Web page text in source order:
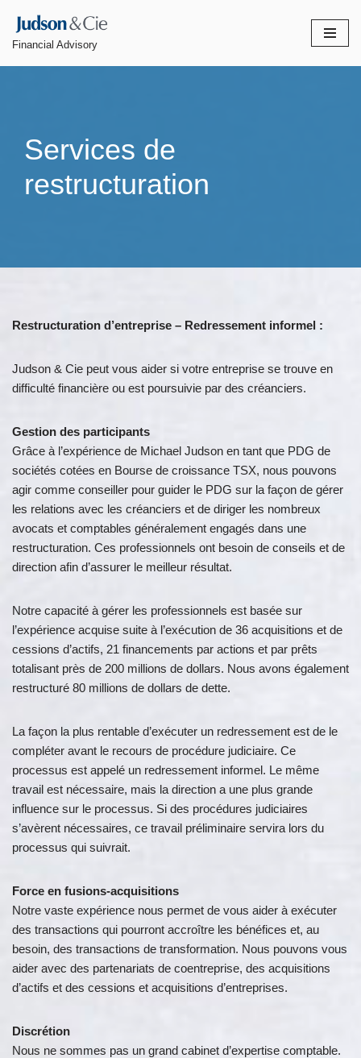
Skip
Financial Advisory
Services de
restructuration
Restructuration d’entreprise – Redressement informel :
Judson & Cie peut vous aider si votre entreprise se trouve en
difficulté financière ou est poursuivie par des créanciers.
Gestion des participants
Grâce à l’expérience de Michael Judson en tant que PDG de
sociétés cotées en Bourse de croissance TSX, nous pouvons
agir comme conseiller pour guider le PDG sur la façon de gérer
les relations avec les créanciers et de diriger les nombreux
avocats et comptables généralement engagés dans une
restructuration. Ces professionnels ont besoin de conseils et de
direction afin d’assurer le meilleur résultat.
Notre capacité à gérer les professionnels est basée sur
l’expérience acquise suite à l’exécution de 36 acquisitions et de
cessions d’actifs, 21 financements par actions et par prêts
totalisant près de 200 millions de dollars. Nous avons également
restructuré 80 millions de dollars de dette.
La façon la plus rentable d’exécuter un redressement est de le
compléter avant le recours de procédure judiciaire. Ce
processus est appelé un redressement informel. Le même
travail est nécessaire, mais la direction a une plus grande
influence sur le processus. Si des procédures judiciaires
s’avèrent nécessaires, ce travail préliminaire servira lors du
processus qui suivrait.
Force en fusions-acquisitions
Notre vaste expérience nous permet de vous aider à exécuter
des transactions qui pourront accroître les bénéfices et, au
besoin, des transactions de transformation. Nous pouvons vous
aider avec des partenariats de coentreprise, des acquisitions
d’actifs et des cessions et acquisitions d’entreprises.
Discrétion
Nous ne sommes pas un grand cabinet d’expertise comptable.